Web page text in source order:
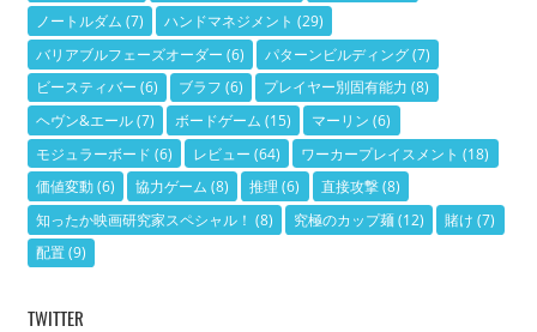
ノートルダム (7) ハンドマネジメント (29)
バリアブルフェーズオーダー (6) パターンビルディング(7)
ビースティバー (6) ブラフ (6) プレイヤー別固有能力 (8)
ヘヴン&エール(7) ボードゲーム (15) マーリン (6)
モジュラーボード (6) レビュー (64) ワーカープレイスメント (18)
価値変動(6) 協力ゲーム (8) 推理 (6) 直接攻撃(8)
知ったか映画研究家スペシャル！ (8) 究極のカップ麺(12) 賭け (7)
配置(9)
TWITTER